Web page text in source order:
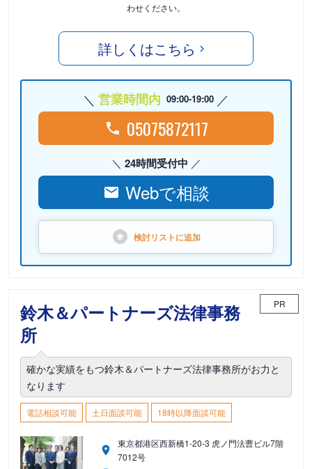
わせください。
詳しくはこちら
営業時間内 09:00-19:00
05075872117
24時間受付中
Webで相談
検討リストに追加
鈴木＆パートナーズ法律事務
所
PR
確かな実績をもつ鈴木＆パートナーズ法律事務所がお力と
なります
電話相談可能 土日面談可能 18時以降面談可能
東京都港区西新橋1-20-3 虎ノ門法曹ビル7階
7012号